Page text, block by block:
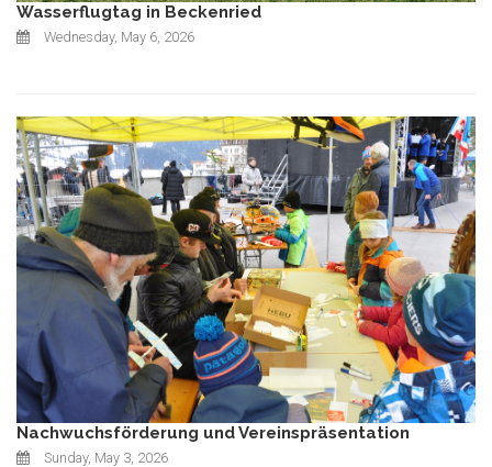
Wasserflugtag in Beckenried
Wednesday, May 6, 2026
Nachwuchsförderung und Vereinspräsentation
Sunday, May 3, 2026